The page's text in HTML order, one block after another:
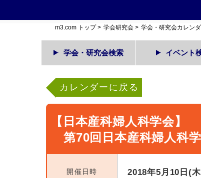
m3.com トップ> 学会研究会 > 学会・研究会カレン
学会・研究会検索 イベント
カレンダーに戻る
【日本産科婦人科学会】
第70回日本産科婦人科
開催日時 2018年5月10日(